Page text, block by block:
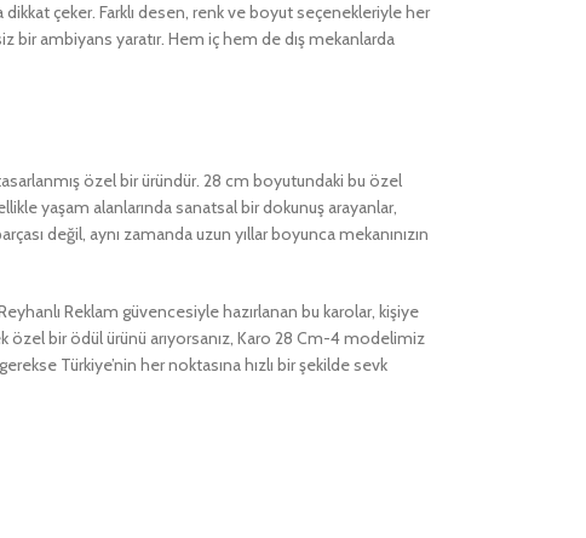
çeker. Farklı desen, renk ve boyut seçenekleriyle her
ambiyans yaratır. Hem iç hem de dış mekanlarda
özel bir üründür. 28 cm boyutundaki bu özel
yaşam alanlarında sanatsal bir dokunuş arayanlar,
değil, aynı zamanda uzun yıllar boyunca mekanınızın
Reklam güvencesiyle hazırlanan bu karolar, kişiye
özel bir ödül ürünü arıyorsanız, Karo 28 Cm-4 modelimiz
Türkiye’nin her noktasına hızlı bir şekilde sevk